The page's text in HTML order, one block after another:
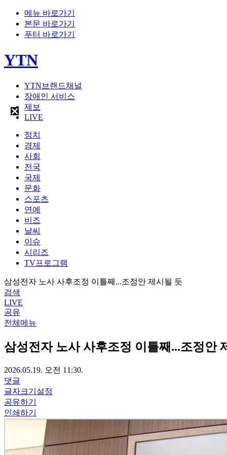
메뉴 바로가기
본문 바로가기
푸터 바로가기
YTN
YTN브랜드채널
장애인 서비스
제보
LIVE
정치
경제
사회
전국
국제
문화
스포츠
연예
비즈
날씨
이슈
시리즈
TV프로그램
삼성전자 노사 사후조정 이틀째...조정안 제시될 듯
검색
LIVE
공유
전체메뉴
삼성전자 노사 사후조정 이틀째...조정안
2026.05.19. 오전 11:30.
댓글
글자크기설정
공유하기
인쇄하기